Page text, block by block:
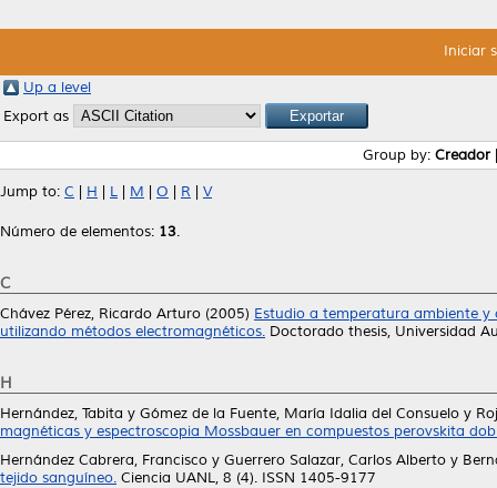
Iniciar
Up a level
Export as
Group by: Creador
Jump to: C H L M O R V
Número de elementos: 13.
C
Chávez Pérez, Ricardo Arturo (2005) Estudio a temperatura ambiente
utilizando métodos electromagnéticos. Doctorado thesis, Universidad
H
Hernández, Tabita y Gómez de la Fuente, María Idalia del Consuelo y
magnéticas y espectroscopia Mossbauer en compuestos perovskita
Hernández Cabrera, Francisco y Guerrero Salazar, Carlos Alberto y
tejido sanguíneo. Ciencia UANL, 8 (4). ISSN 1405-9177